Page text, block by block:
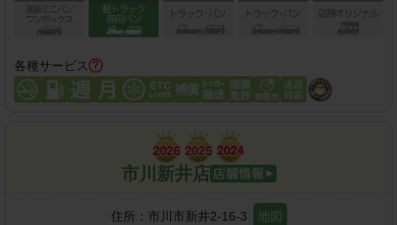
各種サービス
市川新井店
住所： 市川市新井2-16-3 地図